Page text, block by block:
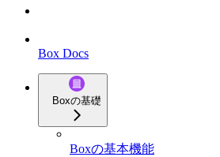
Box Docs
Boxの基礎
Boxの基本機能